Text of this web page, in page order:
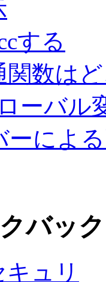
する
関数は
ーバル
ーによ
バック
ュリ